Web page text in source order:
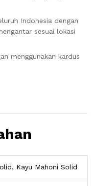
Indonesia dengan
sesuai lokasi
menggunakan kardus
Kayu Mahoni Solid